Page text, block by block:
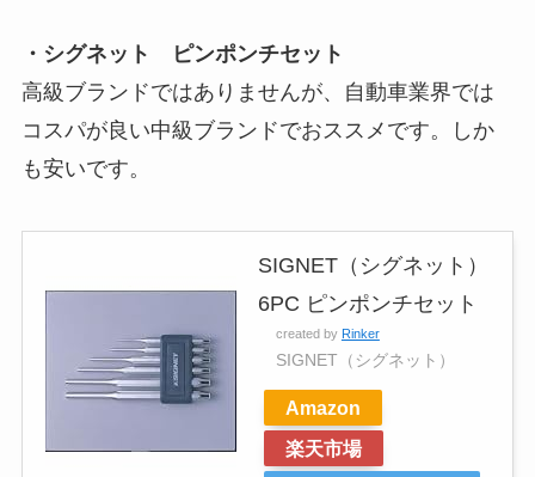
・シグネット ピンポンチセット
高級ブランドではありませんが、自動車業界では
コスパが良い中級ブランドでおススメです。しか
も安いです。
SIGNET（シグネット）
6PC ピンポンチセット
created by Rinker
SIGNET（シグネット）
Amazon
楽天市場